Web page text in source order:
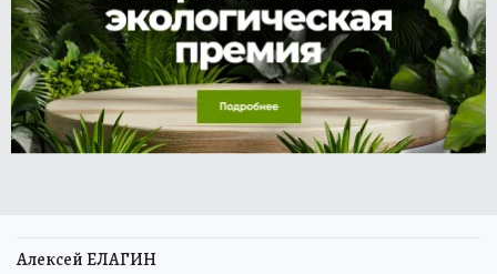
Алексей ЕЛАГИН